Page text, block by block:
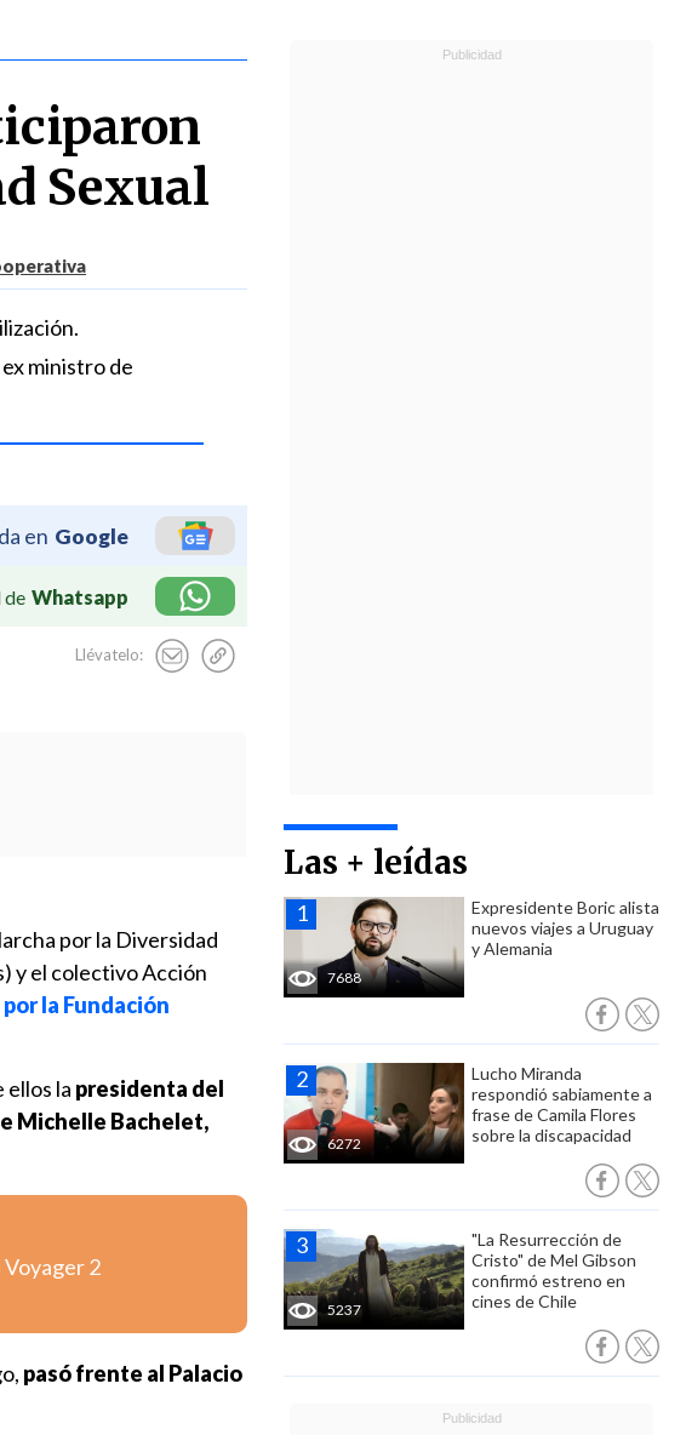
Sexual
ministro de
en Google
de Whatsapp
Llévatelo:
Las + leídas
7688
Expresidente Boric alista
nuevos viajes a Uruguay
y Alemania
6272
Lucho Miranda
respondió sabiamente a
frase de Camila Flores
sobre la discapacidad
5237
"La Resurrección de
Cristo" de Mel Gibson
confirmó estreno en
cines de Chile
por la Diversidad
y el colectivo Acción
la Fundación
la presidenta del
Michelle Bachelet,
Voyager 2
pasó frente al Palacio